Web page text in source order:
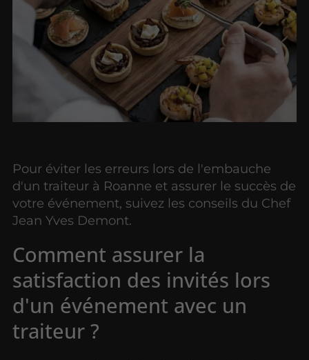
Pour éviter les erreurs lors de l'embauche
d'un traiteur à Roanne et assurer le succès de
votre événement, suivez les conseils du Chef
Jean Yves Demont.
Comment assurer la
satisfaction des invités lors
d'un événement avec un
traiteur ?